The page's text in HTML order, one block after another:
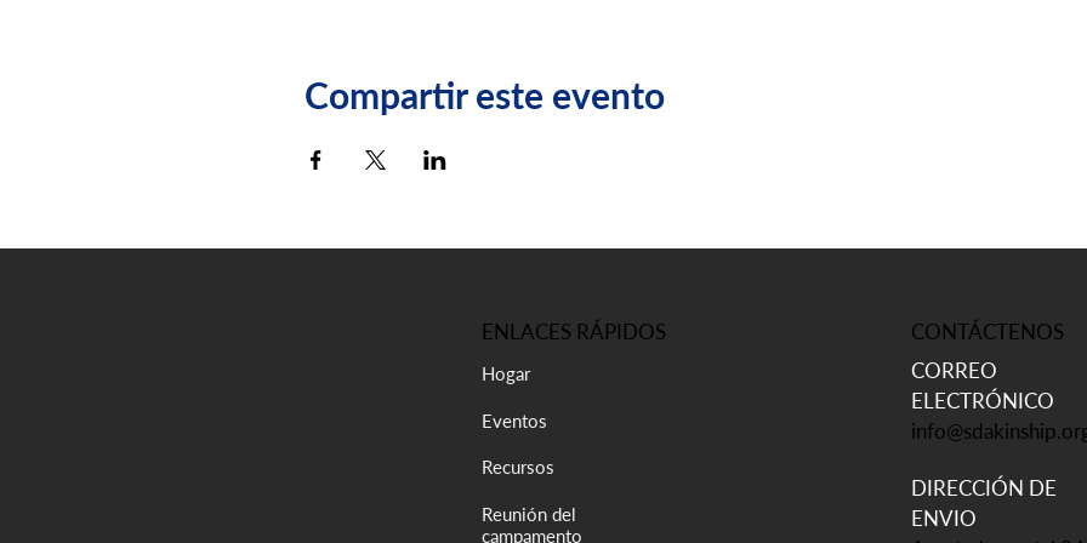
Compartir este evento
ENLACES RÁPIDOS
Hogar
Eventos
Recursos
Reunión del
campamento
CONTÁCTENOS
CORREO
ELECTRÓNICO
DIRECCIÓN DE
ENVIO